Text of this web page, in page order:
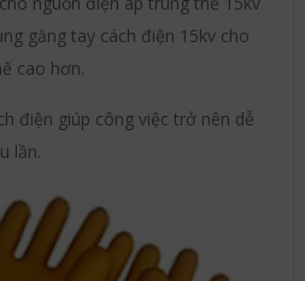
găng tay cách điện 15kv cho
cao hơn.
điện giúp công việc trở nên dễ
lần.